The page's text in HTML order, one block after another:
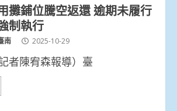
攤鋪位騰空返還 逾期未履行
制執行
南 2025-10-29
者陳宥森報導）臺